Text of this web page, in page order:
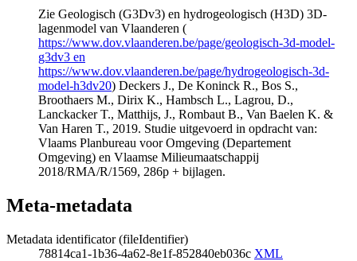
Zie Geologisch (G3Dv3) en hydrogeologisch (H3D) 3D-
lagenmodel van Vlaanderen (
https://www.dov.vlaanderen.be/page/geologisch-3d-model-
g3dv3 en
https://www.dov.vlaanderen.be/page/hydrogeologisch-3d-
model-h3dv20) Deckers J., De Koninck R., Bos S.,
Broothaers M., Dirix K., Hambsch L., Lagrou, D.,
Lanckacker T., Matthijs, J., Rombaut B., Van Baelen K. &
Van Haren T., 2019. Studie uitgevoerd in opdracht van:
Vlaams Planbureau voor Omgeving (Departement
Omgeving) en Vlaamse Milieumaatschappij
2018/RMA/R/1569, 286p + bijlagen.
Meta-metadata
Metadata identificator (fileIdentifier)
78814ca1-1b36-4a62-8e1f-852840eb036c XML